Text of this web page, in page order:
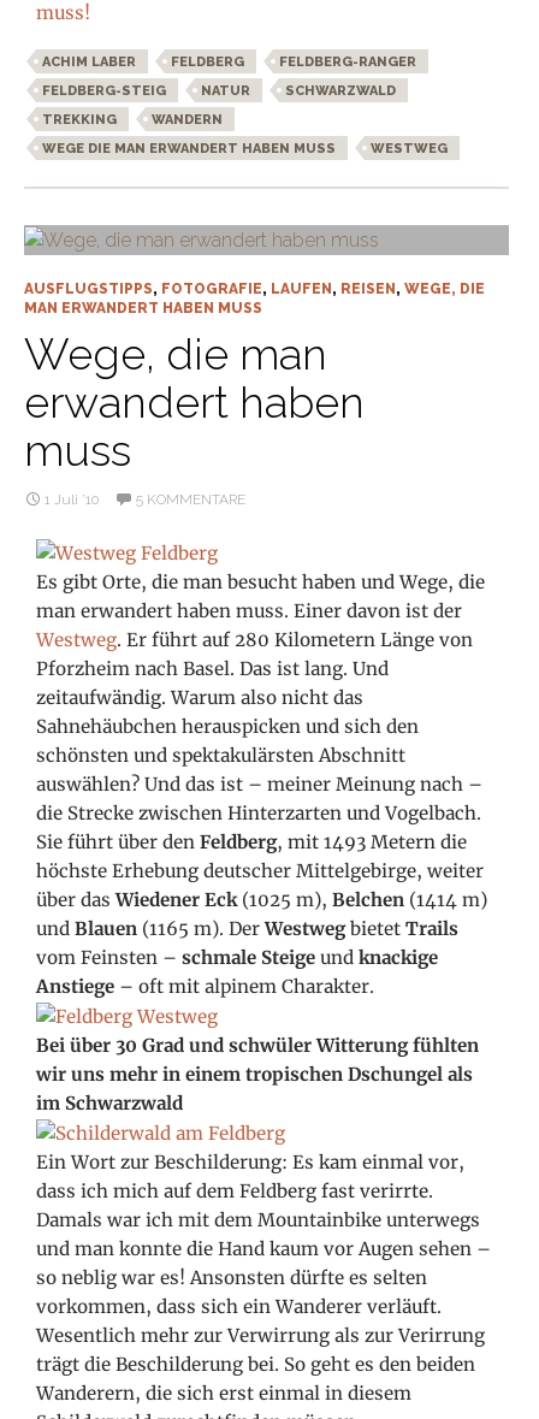
muss!
ACHIM LABER FELDBERG
FELDBERG-RANGER
FELDBERG-STEIG
NATUR
SCHWARZWALD
TREKKING
WANDERN
WEGE DIE MAN ERWANDERT HABEN MUSS
WESTWEG
AUSFLUGSTIPPS, FOTOGRAFIE, LAUFEN , REISEN , WEGE, DIE
MAN ERWANDERT HABEN MUSS
Wege, die man
erwandert haben
muss
1 Juli ’10 5 KOMMENTARE
Es gibt Orte, die man besucht haben und Wege, die
man erwandert haben muss. Einer davon ist der
Westweg. Er führt auf 280 Kilometern Länge von
Pforzheim nach Basel. Das ist lang. Und
zeitaufwändig. Warum also nicht das
Sahnehäubchen herauspicken und sich den
schönsten und spektakulärsten Abschnitt
auswählen? Und das ist – meiner Meinung nach –
die Strecke zwischen Hinterzarten und Vogelbach.
Sie führt über denFeldberg, mit 1493 Metern die
höchste Erhebung deutscher Mittelgebirge, weiter
über dasWiedener Eck(1025 m),Belchen (1414 m)
undBlauen (1165 m). DerWestwegbietetTrails
vom Feinsten –schmale Steige undknackige
Anstiege – oft mit alpinem Charakter.
Bei über 30 Grad und schwüler Witterung fühlten
wir uns mehr in einem tropischen Dschungel als
im Schwarzwald
Ein Wort zur Beschilderung: Es kam einmal vor,
dass ich mich auf dem Feldberg fast verirrte.
Damals war ich mit dem Mountainbike unterwegs
und man konnte die Hand kaum vor Augen sehen –
so neblig war es! Ansonsten dürfte es selten
vorkommen, dass sich ein Wanderer verläuft.
Wesentlich mehr zur Verwirrung als zur Verirrung
trägt die Beschilderung bei. So geht es den beiden
Wanderern, die sich erst einmal in diesem